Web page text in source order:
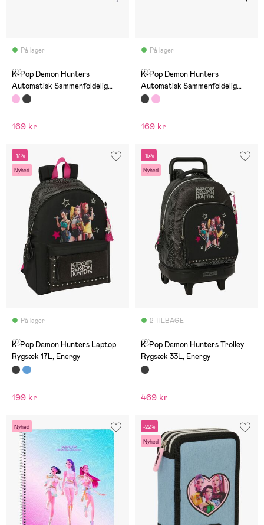
På lager
(0)
K-Pop Demon Hunters
Automatisk Sammenfoldelig
Paraply, Artist
169 kr
På lager
(0)
K-Pop Demon Hunters
Automatisk Sammenfoldelig
Paraply, Energy
169 kr
-17%
Nyhed
På lager
(0)
K-Pop Demon Hunters Laptop
Rygsæk 17L, Energy
199 kr
-15%
Nyhed
2 TILBAGE
(0)
K-Pop Demon Hunters Trolley
Rygsæk 33L, Energy
469 kr
Nyhed -22%
Nyhed